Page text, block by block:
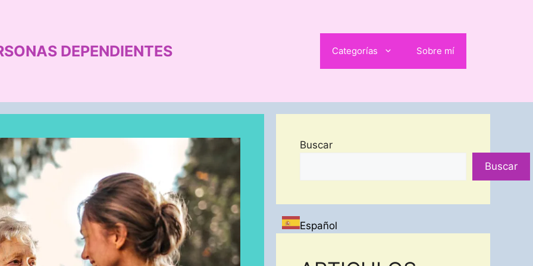
DEPENDIENTES Categorías Sobre mí
Buscar
Buscar
Español